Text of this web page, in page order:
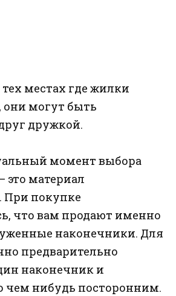
местах где жилки
они могут быть
дружкой.
момент выбора
это материал
При покупке
что вам продают именно
наконечники. Для
предварительно
наконечник и
чем нибудь посторонним.